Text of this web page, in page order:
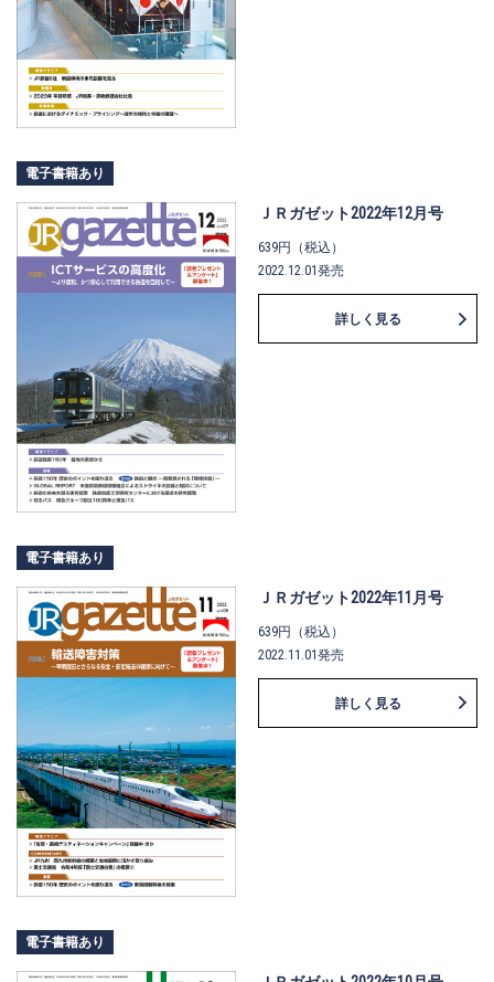
電子書籍あり
ＪＲガゼット2022年12月号
639円（税込）
2022.12.01発売
詳しく見る
電子書籍あり
ＪＲガゼット2022年11月号
639円（税込）
2022.11.01発売
詳しく見る
電子書籍あり